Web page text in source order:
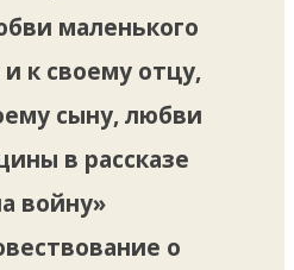
маленького
к своему отцу,
сыну, любви
в рассказе
войну»
о